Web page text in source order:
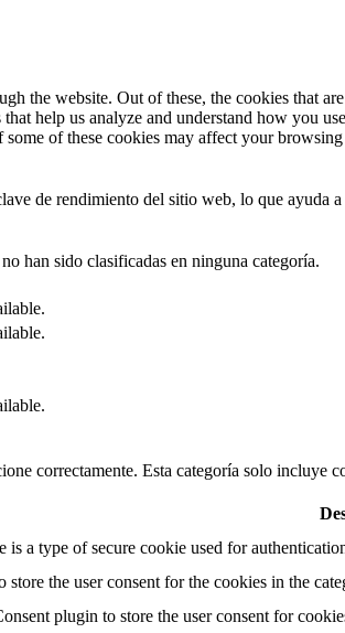
the website. Out of these, the cookies that
help us analyze and understand how you
of these cookies may affect your browsing
de rendimiento del sitio web, lo que ayuda
han sido clasificadas en ninguna categoría.
correctamente. Esta categoría solo incluye
a type of secure cookie used for
store the user consent for the cookies in the
plugin to store the user consent for